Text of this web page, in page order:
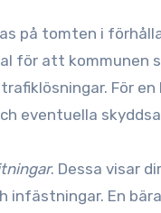
på tomten i
för att
För en
eventuella
. Dessa visar
En